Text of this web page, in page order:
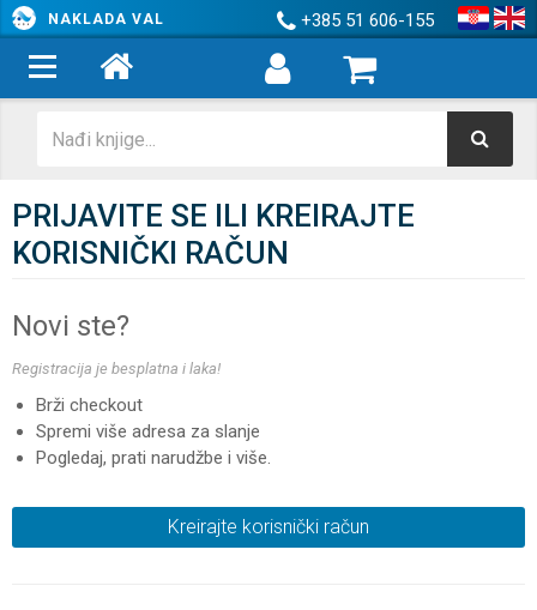
NAKLADA VAL +385 51 606-155
PRIJAVITE SE ILI KREIRAJTE
KORISNIČKI RAČUN
Novi ste?
Registracija je besplatna i laka!
Brži checkout
Spremi više adresa za slanje
Pogledaj, prati narudžbe i više.
Kreirajte korisnički račun